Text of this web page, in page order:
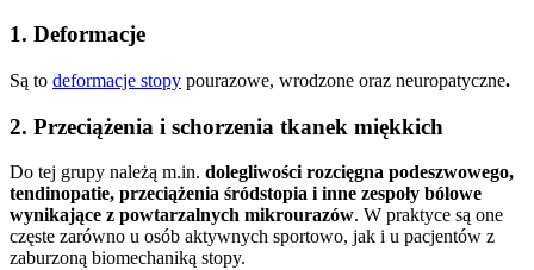
1. Deformacje
Są to deformacje stopy pourazowe, wrodzone oraz neuropatyczne.
2. Przeciążenia i schorzenia tkanek miękkich
Do tej grupy należą m.in. dolegliwości rozcięgna podeszwowego,
tendinopatie, przeciążenia śródstopia i inne zespoły bólowe
wynikające z powtarzalnych mikrourazów. W praktyce są one
częste zarówno u osób aktywnych sportowo, jak i u pacjentów z
zaburzoną biomechaniką stopy.